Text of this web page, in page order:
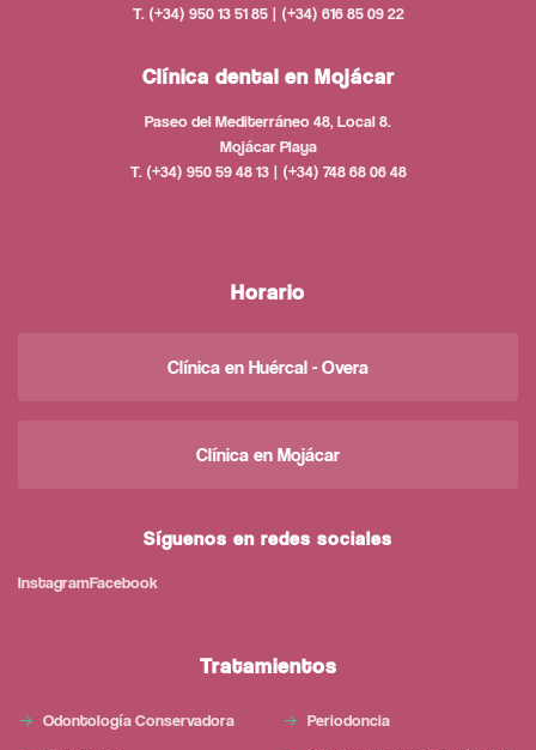
T. (+34) 950 13 51 85 | (+34) 616 85 09 22
Clínica dental en Mojácar
Paseo del Mediterráneo 48, Local 8.
Mojácar Playa
T. (+34) 950 59 48 13 | (+34) 748 68 06 48
Horario
Clínica en Huércal - Overa
Clínica en Mojácar
Síguenos en redes sociales
InstagramFacebook
Tratamientos
Odontología Conservadora
Periodoncia